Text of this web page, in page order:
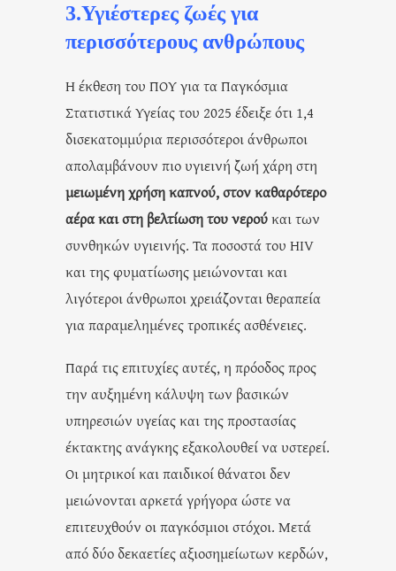
3.Υγιέστερες ζωές για
περισσότερους ανθρώπους
Η έκθεση του ΠΟΥ για τα Παγκόσμια
Στατιστικά Υγείας του 2025 έδειξε ότι 1,4
δισεκατομμύρια περισσότεροι άνθρωποι
απολαμβάνουν πιο υγιεινή ζωή χάρη στη
μειωμένη χρήση καπνού, στον καθαρότερο
αέρα και στη βελτίωση του νερούκαι των
συνθηκών υγιεινής. Τα ποσοστά του HIV
και της φυματίωσης μειώνονται και
λιγότεροι άνθρωποι χρειάζονται θεραπεία
για παραμελημένες τροπικές ασθένειες.
Παρά τις επιτυχίες αυτές, η πρόοδος προς
την αυξημένη κάλυψη των βασικών
υπηρεσιών υγείας και της προστασίας
έκτακτης ανάγκης εξακολουθεί να υστερεί.
Οι μητρικοί και παιδικοί θάνατοι δεν
μειώνονται αρκετά γρήγορα ώστε να
επιτευχθούν οι παγκόσμιοι στόχοι. Μετά
από δύο δεκαετίες αξιοσημείωτων κερδών,